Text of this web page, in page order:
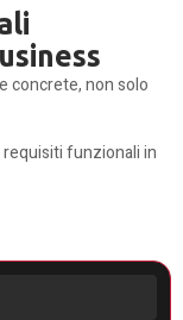
concrete, non solo
funzionali in